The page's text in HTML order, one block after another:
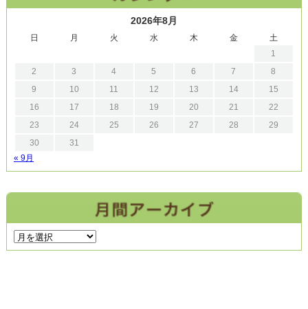
2026年8月
日 月 火 水 木 金
土
1
2
3 4 5 6 7
8
9
10 11 12 13 14
15
16
17 18 19 20 21
22
23
24 25 26 27 28
29
30
31
« 9月